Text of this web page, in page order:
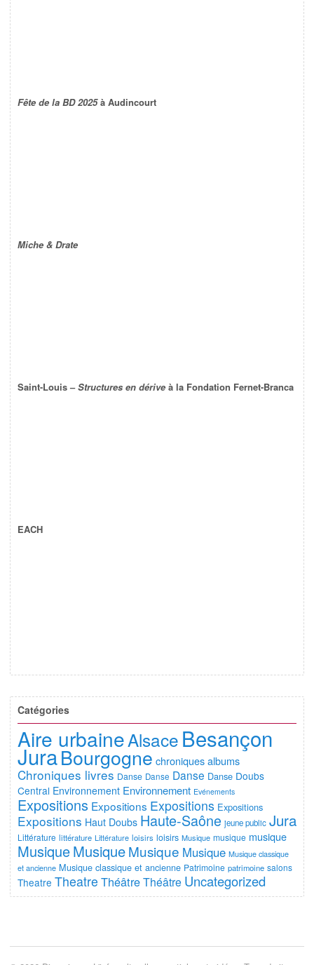
Fête de la BD 2025à Audincourt
Miche & Drate
Saint-Louis –Structures en dérive à la Fondation Fernet-Branca
EACH
Catégories
Aire urbaineAlsace Besançon
JuraBourgogne chroniques albums
Chroniques livres Danse Danse Danse Danse Doubs
Central Environnement Environnement Evénements
Expositions Expositions Expositions Expositions
Expositions Haut Doubs Haute-Saône jeune public Jura
Littérature littérature Littérature loisirs loisirs Musique musique musique
MusiqueMusiqueMusique Musique Musique classique
et ancienne Musique classique et ancienne Patrimoine patrimoine salons
Theatre Theatre ThéâtreThéâtre Uncategorized